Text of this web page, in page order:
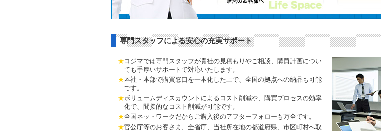
専門スタッフによる安心の充実サポート
★ コジマでは専門スタッフが貴社の見積もりやご相談、購買計画につい
ても手厚いサポートで対応いたします。
★本社・本部で購買窓口を一本化した上で、全国の拠点への納品も可能
です。
★ボリュームディスカウントによるコスト削減や、購買プロセスの効率
化で、間接的なコスト削減が可能です。
★全国ネットワークだからご購入後のアフターフォローも万全です。
★官公庁等のお客さま、全省庁、当社所在地の都道府県、市区町村へ取